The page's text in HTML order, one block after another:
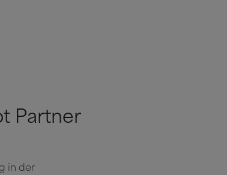
Partner
in der